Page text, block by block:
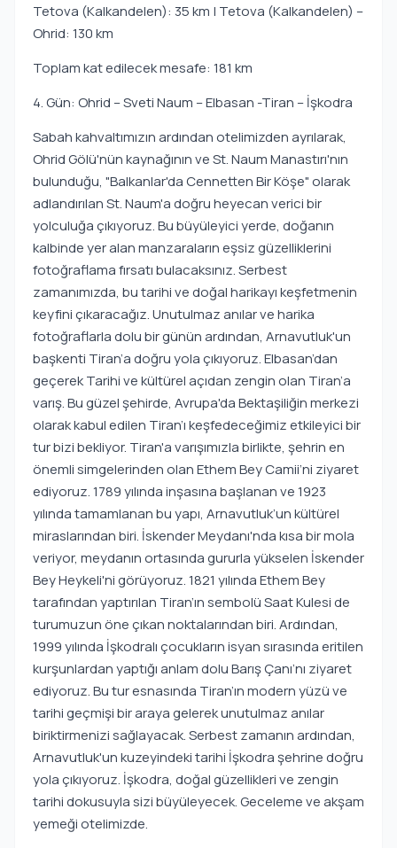
Tetova (Kalkandelen): 35 km | Tetova (Kalkandelen) –
Ohrid: 130 km
Toplam kat edilecek mesafe: 181 km
4. Gün: Ohrid – Sveti Naum – Elbasan -Tiran – İşkodra
Sabah kahvaltımızın ardından otelimizden ayrılarak,
Ohrid Gölü'nün kaynağının ve St. Naum Manastırı'nın
bulunduğu, "Balkanlar'da Cennetten Bir Köşe" olarak
adlandırılan St. Naum'a doğru heyecan verici bir
yolculuğa çıkıyoruz. Bu büyüleyici yerde, doğanın
kalbinde yer alan manzaraların eşsiz güzelliklerini
fotoğraflama fırsatı bulacaksınız. Serbest
zamanımızda, bu tarihi ve doğal harikayı keşfetmenin
keyfini çıkaracağız. Unutulmaz anılar ve harika
fotoğraflarla dolu bir günün ardından, Arnavutluk'un
başkenti Tiran’a doğru yola çıkıyoruz. Elbasan’dan
geçerek Tarihi ve kültürel açıdan zengin olan Tiran’a
varış. Bu güzel şehirde, Avrupa'da Bektaşiliğin merkezi
olarak kabul edilen Tiran’ı keşfedeceğimiz etkileyici bir
tur bizi bekliyor. Tiran'a varışımızla birlikte, şehrin en
önemli simgelerinden olan Ethem Bey Camii’ni ziyaret
ediyoruz. 1789 yılında inşasına başlanan ve 1923
yılında tamamlanan bu yapı, Arnavutluk’un kültürel
miraslarından biri. İskender Meydanı'nda kısa bir mola
veriyor, meydanın ortasında gururla yükselen İskender
Bey Heykeli'ni görüyoruz. 1821 yılında Ethem Bey
tarafından yaptırılan Tiran’ın sembolü Saat Kulesi de
turumuzun öne çıkan noktalarından biri. Ardından,
1999 yılında İşkodralı çocukların isyan sırasında eritilen
kurşunlardan yaptığı anlam dolu Barış Çanı’nı ziyaret
ediyoruz. Bu tur esnasında Tiran’ın modern yüzü ve
tarihi geçmişi bir araya gelerek unutulmaz anılar
biriktirmenizi sağlayacak. Serbest zamanın ardından,
Arnavutluk'un kuzeyindeki tarihi İşkodra şehrine doğru
yola çıkıyoruz. İşkodra, doğal güzellikleri ve zengin
tarihi dokusuyla sizi büyüleyecek. Geceleme ve akşam
yemeği otelimizde.